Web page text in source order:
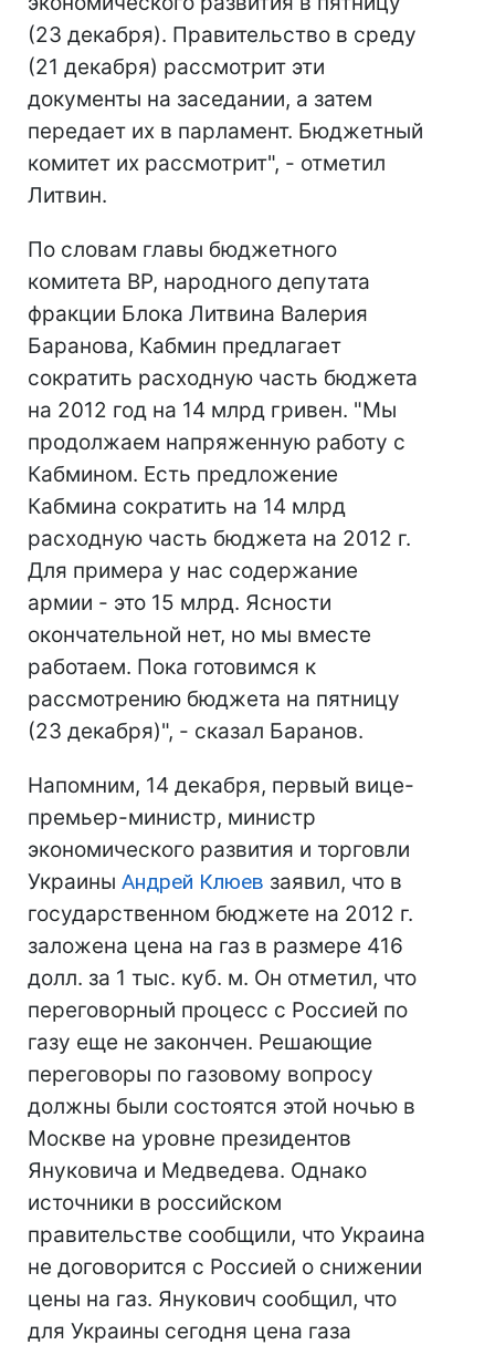
(23 декабря). Правительство в среду
(21 декабря) рассмотрит эти
документы на заседании, а затем
передает их в парламент. Бюджетный
комитет их рассмотрит", - отметил
Литвин.
По словам главы бюджетного
комитета ВР, народного депутата
фракции Блока Литвина Валерия
Баранова, Кабмин предлагает
сократить расходную часть бюджета
на 2012 год на 14 млрд гривен. "Мы
продолжаем напряженную работу с
Кабмином. Есть предложение
Кабмина сократить на 14 млрд
расходную часть бюджета на 2012 г.
Для примера у нас содержание
армии - это 15 млрд. Ясности
окончательной нет, но мы вместе
работаем. Пока готовимся к
рассмотрению бюджета на пятницу
(23 декабря)", - сказал Баранов.
Напомним, 14 декабря, первый вице-
премьер-министр, министр
экономического развития и торговли
Украины Андрей Клюев заявил, что в
государственном бюджете на 2012 г.
заложена цена на газ в размере 416
долл. за 1 тыс. куб. м. Он отметил, что
переговорный процесс с Россией по
газу еще не закончен. Решающие
переговоры по газовому вопросу
должны были состоятся этой ночью в
Москве на уровне президентов
Януковича и Медведева. Однако
источники в российском
правительстве сообщили, что Украина
не договорится с Россией о снижении
цены на газ. Янукович сообщил, что
для Украины сегодня цена газа